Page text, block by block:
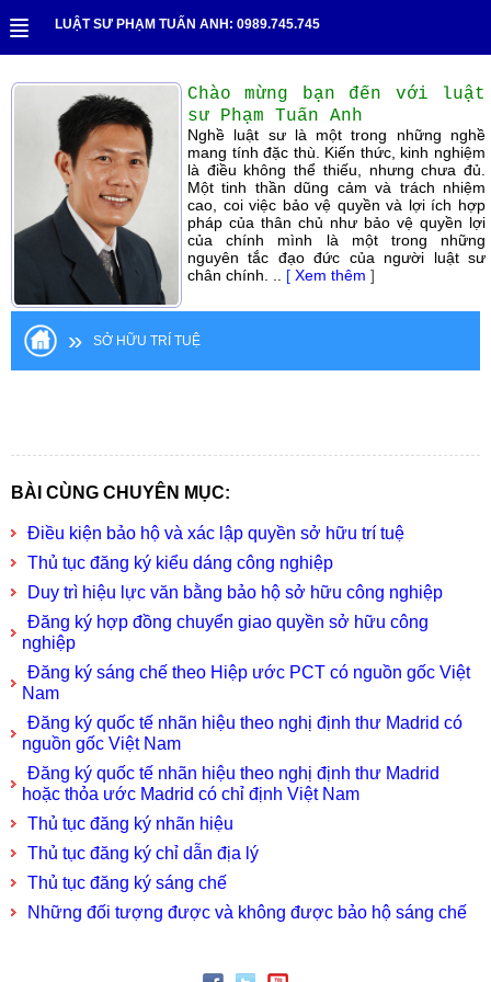
LUẬT SƯ PHẠM TUẤN ANH: 0989.745.745
Chào mừng bạn đến với luật
sư Phạm Tuấn Anh
Nghề luật sư là một trong những nghề
mang tính đặc thù. Kiến thức, kinh nghiệm
là điều không thể thiếu, nhưng chưa đủ.
Một tinh thần dũng cảm và trách nhiệm
cao, coi việc bảo vệ quyền và lợi ích hợp
pháp của thân chủ như bảo vệ quyền lợi
của chính mình là một trong những
nguyên tắc đạo đức của người luật sư
chân chính. .. [ Xem thêm ]
» SỞ HỮU TRÍ TUỆ
BÀI CÙNG CHUYÊN MỤC:
Điều kiện bảo hộ và xác lập quyền sở hữu trí tuệ
Thủ tục đăng ký kiểu dáng công nghiệp
Duy trì hiệu lực văn bằng bảo hộ sở hữu công nghiệp
Đăng ký hợp đồng chuyển giao quyền sở hữu công
nghiệp
Đăng ký sáng chế theo Hiệp ước PCT có nguồn gốc Việt
Nam
Đăng ký quốc tế nhãn hiệu theo nghị định thư Madrid có
nguồn gốc Việt Nam
Đăng ký quốc tế nhãn hiệu theo nghị định thư Madrid
hoặc thỏa ước Madrid có chỉ định Việt Nam
Thủ tục đăng ký nhãn hiệu
Thủ tục đăng ký chỉ dẫn địa lý
Thủ tục đăng ký sáng chế
Những đối tượng được và không được bảo hộ sáng chế